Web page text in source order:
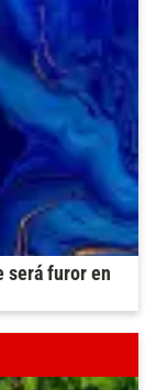
será furor en